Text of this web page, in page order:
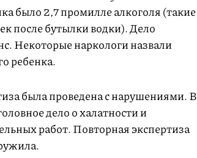
было 2,7 промилле алкоголя (такие
после бутылки водки). Дело
Некоторые наркологи назвали
ребенка.
была проведена с нарушениями. В
дело о халатности и
работ. Повторная экспертиза